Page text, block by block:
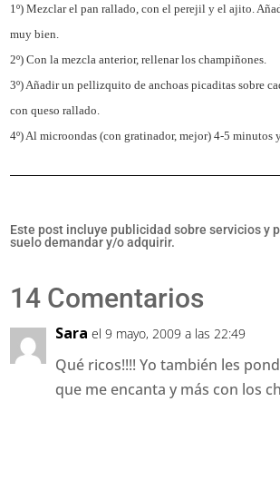
1º) Mezclar el pan rallado, con el perejil y el ajito.
muy bien.
2º) Con la mezcla anterior, rellenar los champiñones.
3º) Añadir un pellizquito de anchoas picaditas sobre
con queso rallado.
4º) Al microondas (con gratinador, mejor) 4-5
Este post incluye publicidad sobre servicios y
suelo demandar y/o adquirir.
14 Comentarios
Sara el 9 mayo, 2009 a las 22:49
Qué ricos!!!! Yo también les
que me encanta y más con los